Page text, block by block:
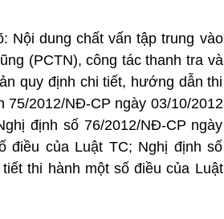
Nội dung chất vấn tập trung vào
(PCTN), công tác thanh tra và
quy định chi tiết, hướng dẫn thi
75/2012/NĐ-CP ngày 03/10/2012
định số 76/2012/NĐ-CP ngày
điều của Luật TC; Nghị định số
thi hành một số điều của Luật